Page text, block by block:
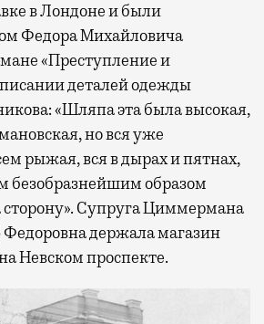
в Лондоне и были
Федора Михайловича
«Преступление и
деталей одежды
«Шляпа эта была высокая,
но вся уже
рыжая, вся в дырах и пятнах,
безобразнейшим образом
Супруга Циммермана
держала магазин
Невском проспекте.